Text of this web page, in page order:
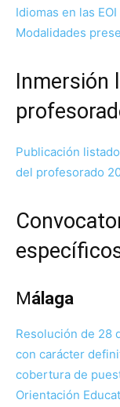
Idiomas en las
Modalidades
Inmersión
Publicación
del profesorado
Málaga
Resolución de 28
con carácter
cobertura de
Orientación